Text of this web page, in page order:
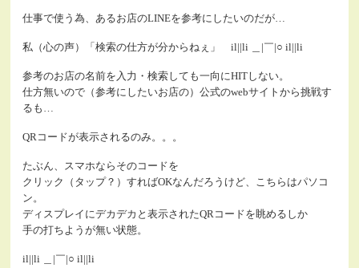
仕事で使う為、あるお店のLINEを参考にしたいのだが…
私（心の声）「検索の仕方が分からねぇ」 il||li ＿|￣|○ il||li
参考のお店の名前を入力・検索しても一向にHITしない。
仕方無いので（参考にしたいお店の）公式のwebサイトから挑戦す
るも…
QRコードが表示されるのみ。。。
たぶん、スマホならそのコードを
クリック（タップ？）すればOKなんだろうけど、こちらはパソコ
ン。
ディスプレイにデカデカと表示されたQRコードを眺めるしか
手の打ちようが無い状態。
il||li ＿|￣|○ il||li